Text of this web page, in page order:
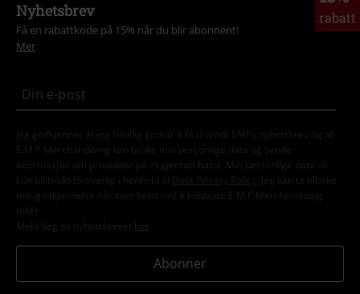
rabatt
Nyhetsbrev
Få en rabattkode på 15% når du blir abonnent!
Mer
Jeg godkjenner at jeg frivillig godtar å få tilsendt EMPs nyhetsbrev og at
E.M.P Merchandising kan bruke min personlige data og sende
informasjon om produkter på et gjentatt basis. Min personlige data vil
kun bli brukt forsvarlig i henhold til
Data Privacy Policy
. Jeg kan ta tilbake
min godkjennelse når som helst ved å kontakte E.M.P Merchandising
mbH
Meld deg av nyhetsbrevet her
Abonner